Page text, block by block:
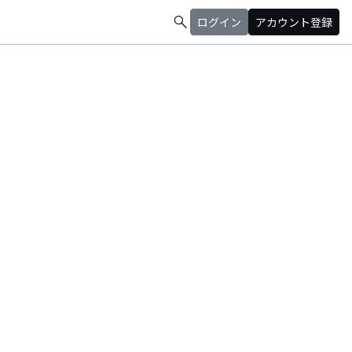
search ログイン アカウント登録